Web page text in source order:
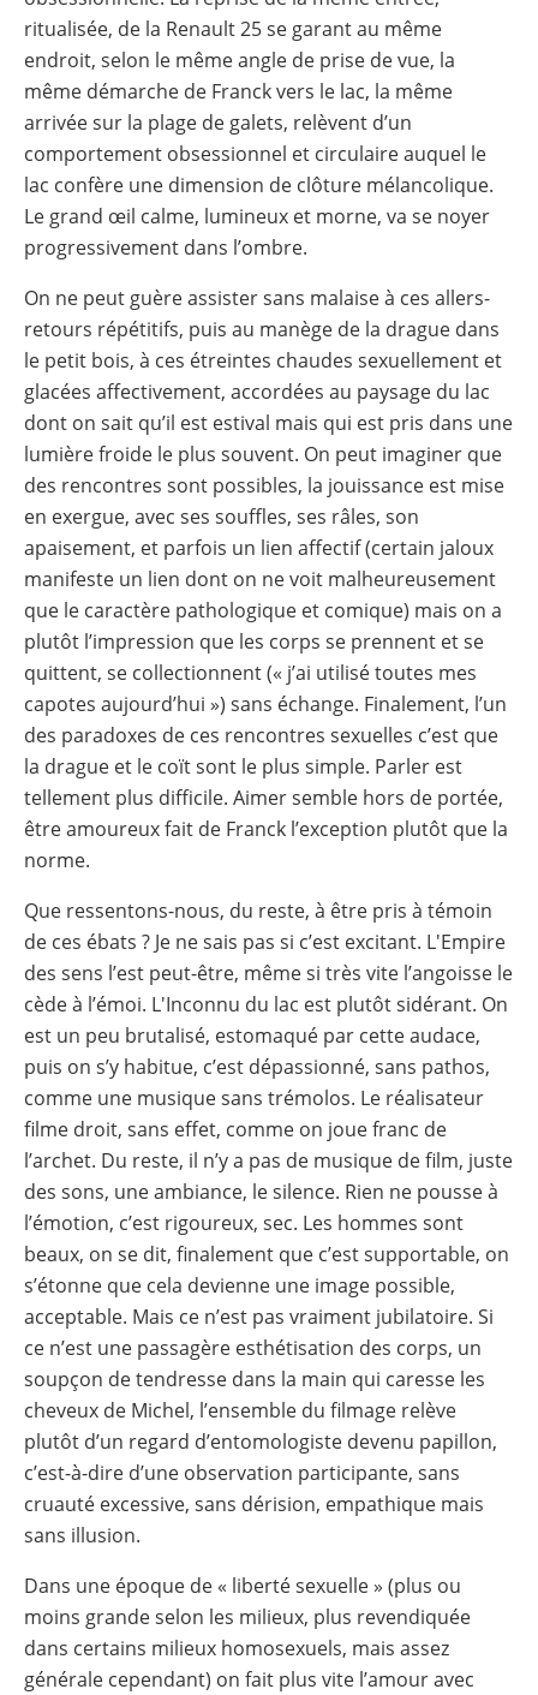
ritualisée, de la Renault 25 se garant au même
endroit, selon le même angle de prise de vue, la
même démarche de Franck vers le lac, la même
arrivée sur la plage de galets, relèvent d’un
comportement obsessionnel et circulaire auquel le
lac confère une dimension de clôture mélancolique.
Le grand œil calme, lumineux et morne, va se noyer
progressivement dans l’ombre.
On ne peut guère assister sans malaise à ces allers-
retours répétitifs, puis au manège de la drague dans
le petit bois, à ces étreintes chaudes sexuellement et
glacées affectivement, accordées au paysage du lac
dont on sait qu’il est estival mais qui est pris dans une
lumière froide le plus souvent. On peut imaginer que
des rencontres sont possibles, la jouissance est mise
en exergue, avec ses souffles, ses râles, son
apaisement, et parfois un lien affectif (certain jaloux
manifeste un lien dont on ne voit malheureusement
que le caractère pathologique et comique) mais on a
plutôt l’impression que les corps se prennent et se
quittent, se collectionnent (« j’ai utilisé toutes mes
capotes aujourd’hui ») sans échange. Finalement, l’un
des paradoxes de ces rencontres sexuelles c’est que
la drague et le coït sont le plus simple. Parler est
tellement plus difficile. Aimer semble hors de portée,
être amoureux fait de Franck l’exception plutôt que la
norme.
Que ressentons-nous, du reste, à être pris à témoin
de ces ébats ? Je ne sais pas si c’est excitant. L'Empire
des sens l’est peut-être, même si très vite l’angoisse le
cède à l’émoi. L'Inconnu du lac est plutôt sidérant. On
est un peu brutalisé, estomaqué par cette audace,
puis on s’y habitue, c’est dépassionné, sans pathos,
comme une musique sans trémolos. Le réalisateur
filme droit, sans effet, comme on joue franc de
l’archet. Du reste, il n’y a pas de musique de film, juste
des sons, une ambiance, le silence. Rien ne pousse à
l’émotion, c’est rigoureux, sec. Les hommes sont
beaux, on se dit, finalement que c’est supportable, on
s’étonne que cela devienne une image possible,
acceptable. Mais ce n’est pas vraiment jubilatoire. Si
ce n’est une passagère esthétisation des corps, un
soupçon de tendresse dans la main qui caresse les
cheveux de Michel, l’ensemble du filmage relève
plutôt d’un regard d’entomologiste devenu papillon,
c’est-à-dire d’une observation participante, sans
cruauté excessive, sans dérision, empathique mais
sans illusion.
Dans une époque de « liberté sexuelle » (plus ou
moins grande selon les milieux, plus revendiquée
dans certains milieux homosexuels, mais assez
générale cependant) on fait plus vite l’amour avec